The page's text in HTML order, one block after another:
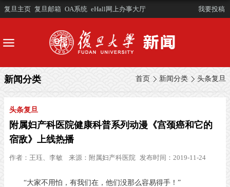
复旦主页 复旦邮箱 OA系统 eHall网上办事大厅 我要投稿
首页 新闻分类 头条复旦
新闻分类
头条复旦
附属妇产科医院健康科普系列动漫《宫颈癌和它的
宿敌》上线热播
作者： 王珏、李敏 来源： 附属妇产科医院 发布时间：2019-11-24
“大家不用怕，有我们在，他们没那么容易得手！”